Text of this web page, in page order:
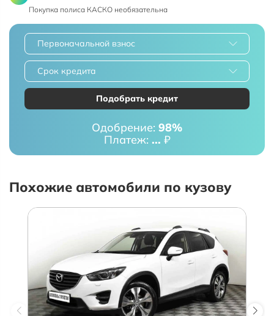
Покупка полиса КАСКО необязательна
Первоначальной взнос
Срок кредита
Подобрать кредит
Одобрение: 98%
Платеж: ... ₽
Похожие автомобили по кузову